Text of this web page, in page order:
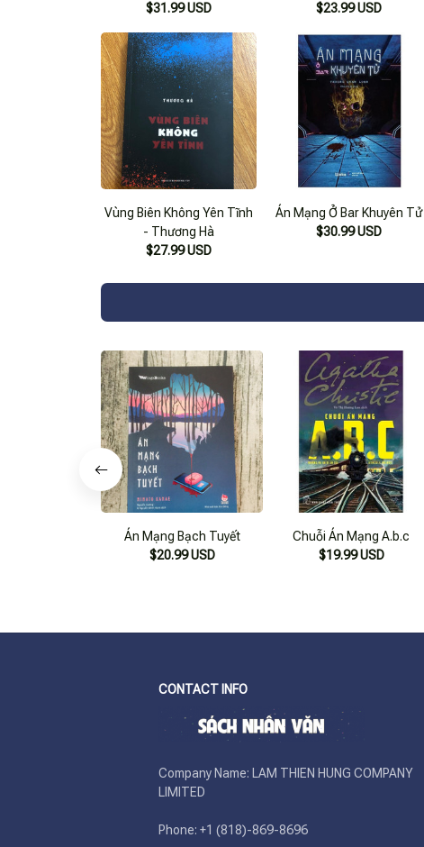
Sinh (bộ 2 Cuốn)
$31.99 USD
$23.99 USD
Vùng Biên Không Yên Tĩnh
- Thương Hà
$27.99 USD
Án Mạng Ở Bar Khuyên Tử
$30.99 USD
Án Mạng Bạch Tuyết
$20.99 USD
Chuỗi Án Mạng A.b.c
$19.99 USD
CONTACT INFO
Company Name: LAM THIEN HUNG COMPANY
LIMITED
Phone: +1 (818)-869-8696